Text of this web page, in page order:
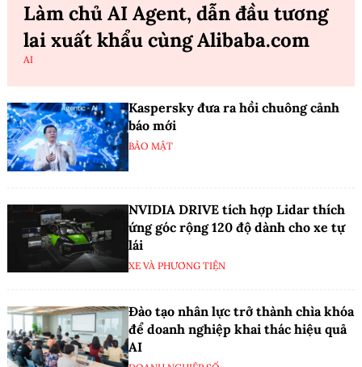
Làm chủ AI Agent, dẫn đầu tương
lai xuất khẩu cùng Alibaba.com
AI
Kaspersky đưa ra hồi chuông cảnh
báo mới
BẢO MẬT
NVIDIA DRIVE tích hợp Lidar thích
ứng góc rộng 120 độ dành cho xe tự
lái
XE VÀ PHƯƠNG TIỆN
Đào tạo nhân lực trở thành chìa khóa
để doanh nghiệp khai thác hiệu quả
AI